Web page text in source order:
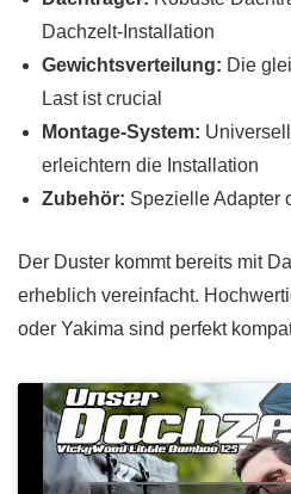
Dachzelt-Installation
Gewichtsverteilung: Die
Last ist crucial
Montage-System:
erleichtern die Installation
Zubehör: Spezielle Adapter
Der Duster kommt bereits mit
erheblich vereinfacht.
oder Yakima sind perfekt